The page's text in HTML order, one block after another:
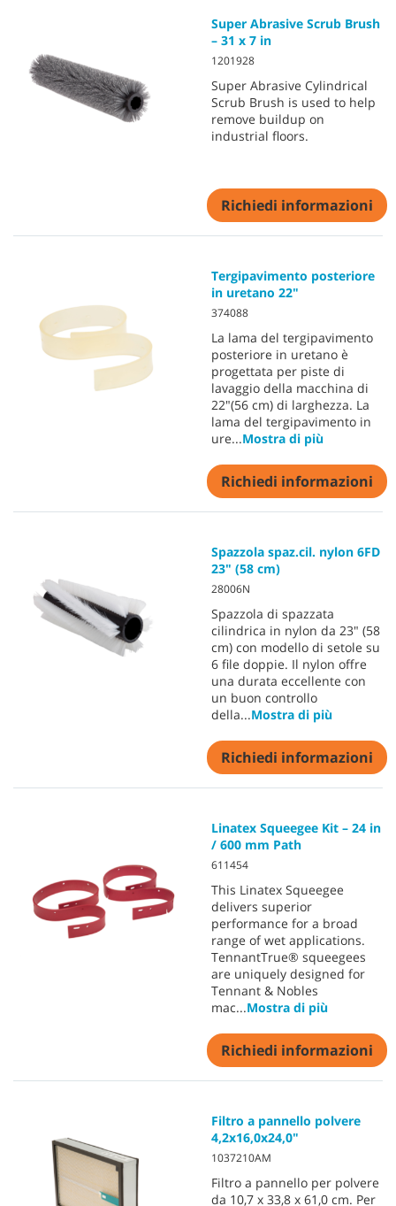
Super Abrasive Scrub Brush
– 31 x 7 in
1201928
Super Abrasive Cylindrical
Scrub Brush is used to help
remove buildup on
industrial floors.
Richiedi informazioni
Tergipavimento posteriore
in uretano 22"
374088
La lama del tergipavimento
posteriore in uretano è
progettata per piste di
lavaggio della macchina di
22"(56 cm) di larghezza. La
lama del tergipavimento in
ure...Mostra di più
Richiedi informazioni
Spazzola spaz.cil. nylon 6FD
23" (58 cm)
28006N
Spazzola di spazzata
cilindrica in nylon da 23" (58
cm) con modello di setole su
6 file doppie. Il nylon offre
una durata eccellente con
un buon controllo
della...Mostra di più
Richiedi informazioni
Linatex Squeegee Kit – 24 in
/ 600 mm Path
611454
This Linatex Squeegee
delivers superior
performance for a broad
range of wet applications.
TennantTrue® squeegees
are uniquely designed for
Tennant & Nobles
mac...Mostra di più
Richiedi informazioni
Filtro a pannello polvere
4,2x16,0x24,0"
1037210AM
Filtro a pannello per polvere
da 10,7 x 33,8 x 61,0 cm. Per